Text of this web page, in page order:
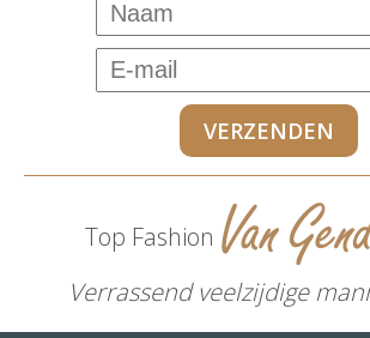
Top Fashion
Verrassend veelzijdige